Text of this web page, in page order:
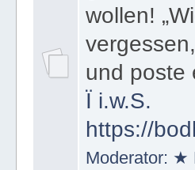
wollen!
und poste
Ï i.w.S.
https://
Moderator: ★